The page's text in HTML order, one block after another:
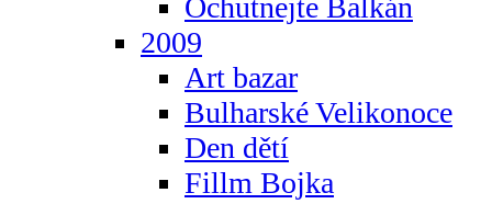
Ochutnejte Balkán
2009
Art bazar
Bulharské Velikonoce
Den dětí
Fillm Bojka